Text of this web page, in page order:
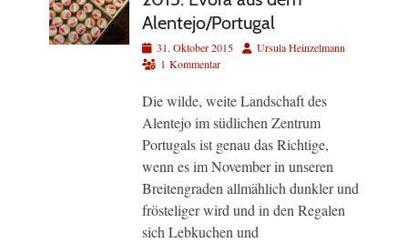
Alentejo/Portugal
Veröffentlicht
am
31. Oktober 2015 AutorUrsula Heinzelmann
1 Kommentar
Die wilde, weite Landschaft des
Alentejo im südlichen Zentrum
Portugals ist genau das Richtige,
wenn es im November in unseren
Breitengraden allmählich dunkler und
frösteliger wird und in den Regalen
sich Lebkuchen und